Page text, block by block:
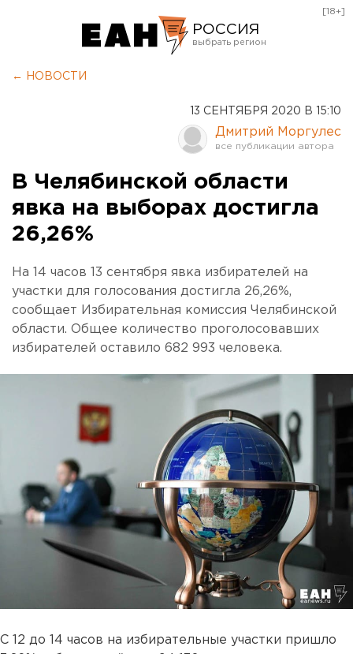
РОССИЯ
Оренбург
[18+]
← НОВОСТИ
13 СЕНТЯБРЯ 2020 В 15:10
Дмитрий Моргулес
В Челябинской области
явка на выборах достигла
26,26%
На 14 часов 13 сентября явка избирателей на
участки для голосования достигла 26,26%,
сообщает Избирательная комиссия Челябинской
области. Общее количество проголосовавших
избирателей оставило 682 993 человека.
С 12 до 14 часов на избирательные участки пришло